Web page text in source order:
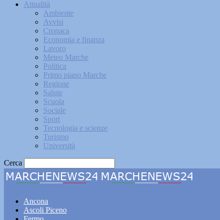
Attualità
Ambiente
Avvisi
Cronaca
Economia e finanza
Lavoro
Meteo Marche
Politica
Primo piano Marche
Regione
Salute
Scuola
Sociale
Sport
Tecnologia e scienze
Turismo
Università
Cerca
Ancona
Ascoli Piceno